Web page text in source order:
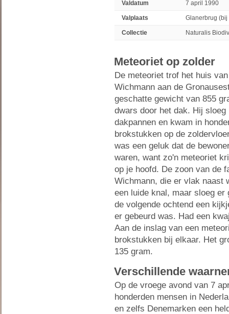
Valdatum 7 april 1990
Valplaats Glanerbrug
Collectie Naturalis
Meteoriet op zolder
De meteoriet trof het huis
Wichmann aan de
geschatte gewicht van 855
dwars door het dak. Hij sloeg
dakpannen en kwam in
brokstukken op de
was een geluk dat de
waren, want zo'n meteoriet
op je hoofd. De zoon van de
Wichmann, die er vlak naast
een luide knal, maar sloeg er
de volgende ochtend een
er gebeurd was. Had een
Aan de inslag van een
brokstukken bij elkaar. Het
135 gram.
Verschillende
Op de vroege avond van 7
honderden mensen in
en zelfs Denemarken een